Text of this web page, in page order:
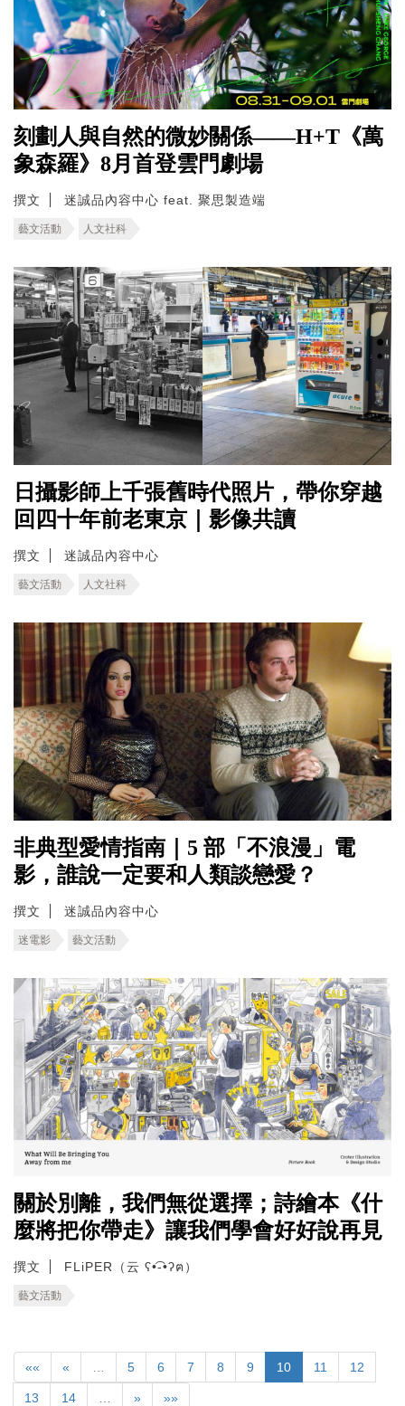
刻劃人與自然的微妙關係——H+T《萬
象森羅》8月首登雲門劇場
撰文 迷誠品內容中心 feat. 聚思製造端
藝文活動 人文社科
日攝影師上千張舊時代照片，帶你穿越
回四十年前老東京｜影像共讀
撰文 迷誠品內容中心
藝文活動 人文社科
非典型愛情指南｜5 部「不浪漫」電
影，誰說一定要和人類談戀愛？
撰文 迷誠品內容中心
迷電影 藝文活動
關於別離，我們無從選擇；詩繪本《什
麼將把你帶走》讓我們學會好好說再見
撰文 FLiPER（云 ʕ•͡-•ʔฅ）
藝文活動
«« « 5 6 7 8 9 10 11 12
13 14 » »»